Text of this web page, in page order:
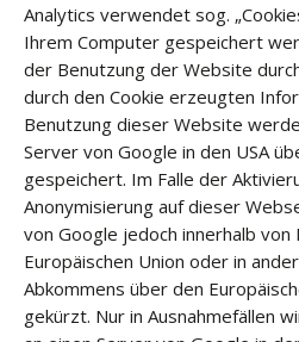
Analytics verwendet sog.
Ihrem Computer gespeichert
der Benutzung der Website
durch den Cookie erzeugten
Benutzung dieser Website
Server von Google in den USA
gespeichert. Im Falle der
Anonymisierung auf dieser
von Google jedoch innerhalb
Europäischen Union oder in
Abkommens über den
gekürzt. Nur in Ausnahmefällen